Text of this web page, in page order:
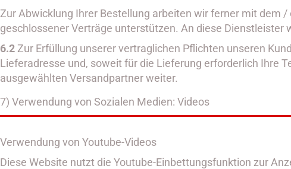
Zur Abwicklung Ihrer Bestellung arbeiten wir ferner mit dem
geschlossener Verträge unterstützen. An diese
6.2 Zur Erfüllung unserer vertraglichen Pflichten unseren
Lieferadresse und, soweit für die Lieferung erforderlich Ihre
ausgewählten Versandpartner weiter.
7) Verwendung von Sozialen Medien: Videos
Verwendung von Youtube-Videos
Diese Website nutzt die Youtube-Einbettungsfunktion zur